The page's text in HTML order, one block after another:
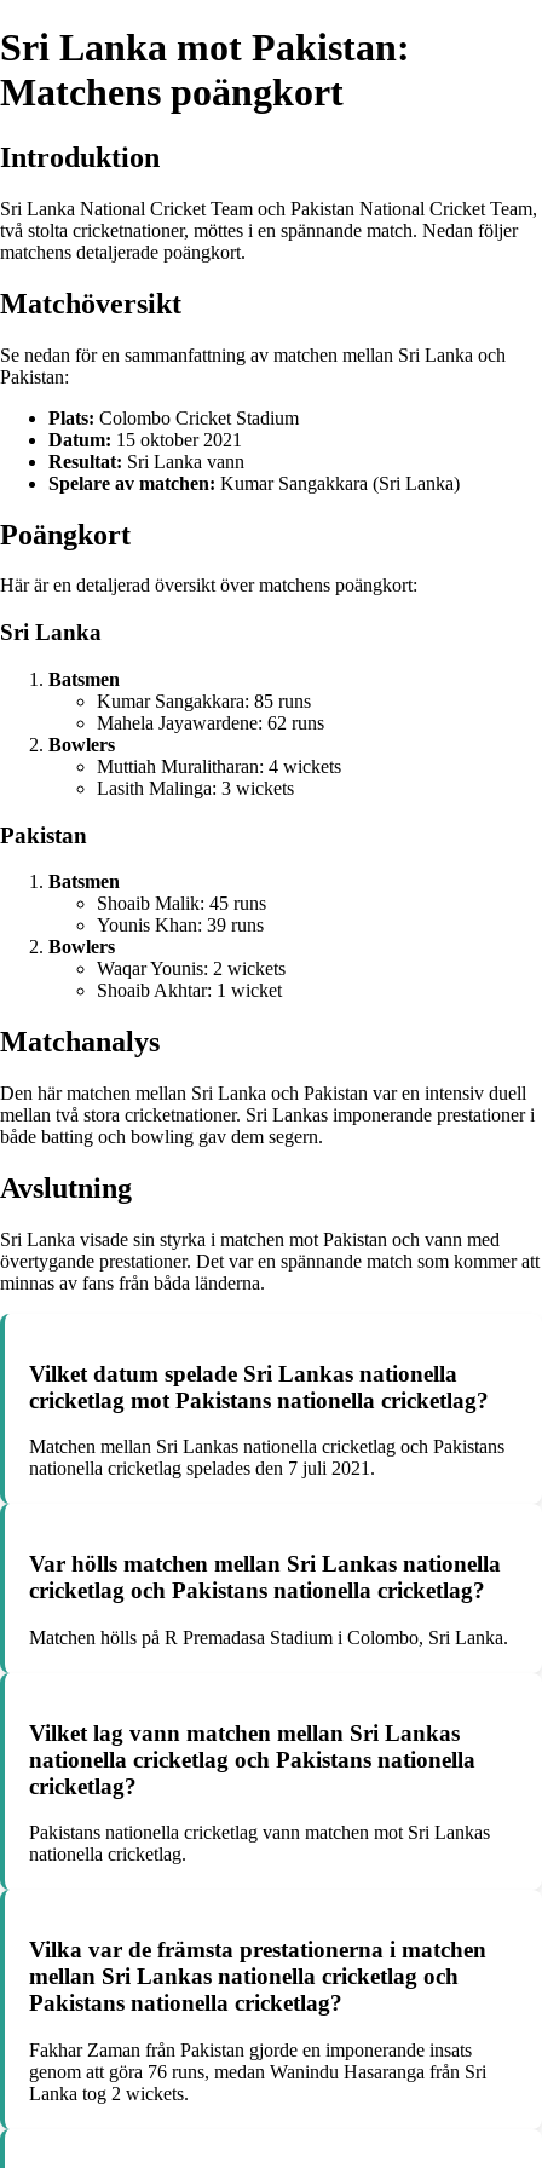
Sri Lanka mot Pakistan:
Matchens poängkort
Introduktion
Sri Lanka National Cricket Team och Pakistan National Cricket Team,
två stolta cricketnationer, möttes i en spännande match. Nedan följer
matchens detaljerade poängkort.
Matchöversikt
Se nedan för en sammanfattning av matchen mellan Sri Lanka och
Pakistan:
Plats: Colombo Cricket Stadium
Datum: 15 oktober 2021
Resultat: Sri Lanka vann
Spelare av matchen: Kumar Sangakkara (Sri Lanka)
Poängkort
Här är en detaljerad översikt över matchens poängkort:
Sri Lanka
Batsmen
Kumar Sangakkara: 85 runs
Mahela Jayawardene: 62 runs
Bowlers
Muttiah Muralitharan: 4 wickets
Lasith Malinga: 3 wickets
Pakistan
Batsmen
Shoaib Malik: 45 runs
Younis Khan: 39 runs
Bowlers
Waqar Younis: 2 wickets
Shoaib Akhtar: 1 wicket
Matchanalys
Den här matchen mellan Sri Lanka och Pakistan var en intensiv duell
mellan två stora cricketnationer. Sri Lankas imponerande prestationer i
både batting och bowling gav dem segern.
Avslutning
Sri Lanka visade sin styrka i matchen mot Pakistan och vann med
övertygande prestationer. Det var en spännande match som kommer att
minnas av fans från båda länderna.
Vilket datum spelade Sri Lankas nationella
cricketlag mot Pakistans nationella cricketlag?
Matchen mellan Sri Lankas nationella cricketlag och Pakistans
nationella cricketlag spelades den 7 juli 2021.
Var hölls matchen mellan Sri Lankas nationella
cricketlag och Pakistans nationella cricketlag?
Matchen hölls på R Premadasa Stadium i Colombo, Sri Lanka.
Vilket lag vann matchen mellan Sri Lankas
nationella cricketlag och Pakistans nationella
cricketlag?
Pakistans nationella cricketlag vann matchen mot Sri Lankas
nationella cricketlag.
Vilka var de främsta prestationerna i matchen
mellan Sri Lankas nationella cricketlag och
Pakistans nationella cricketlag?
Fakhar Zaman från Pakistan gjorde en imponerande insats
genom att göra 76 runs, medan Wanindu Hasaranga från Sri
Lanka tog 2 wickets.